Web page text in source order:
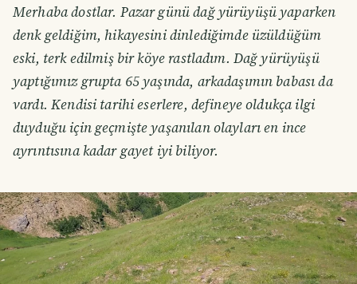
Merhaba dostlar. Pazar günü dağ yürüyüşü yaparken
denk geldiğim, hikayesini dinlediğimde üzüldüğüm
eski, terk edilmiş bir köye rastladım. Dağ yürüyüşü
yaptığımız grupta 65 yaşında, arkadaşımın babası da
vardı. Kendisi tarihi eserlere, defineye oldukça ilgi
duyduğu için geçmişte yaşanılan olayları en ince
ayrıntısına kadar gayet iyi biliyor.